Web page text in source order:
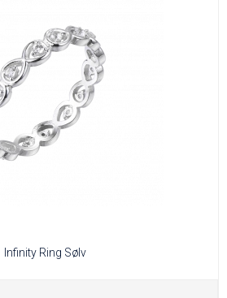
Infinity Ring Sølv